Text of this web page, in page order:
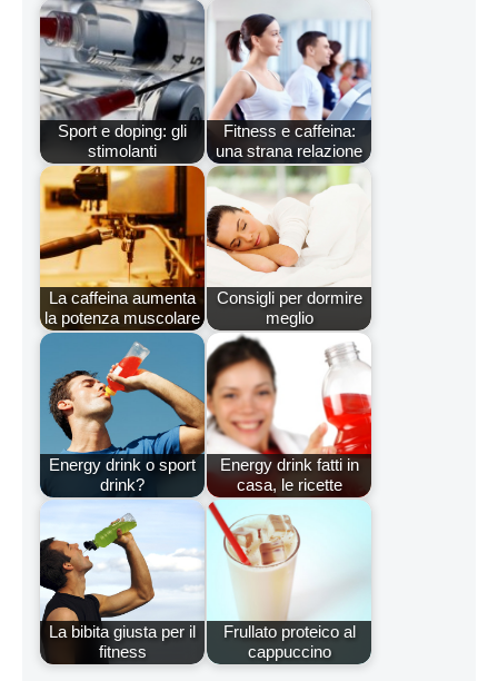
Sport e doping: gli
stimolanti
Fitness e caffeina:
una strana relazione
La caffeina aumenta
la potenza muscolare
Consigli per dormire
meglio
Energy drink o sport
drink?
Energy drink fatti in
casa, le ricette
La bibita giusta per il
fitness
Frullato proteico al
cappuccino